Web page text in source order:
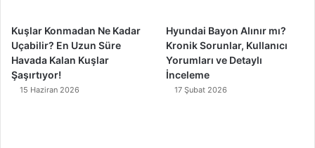
Kuşlar Konmadan Ne Kadar
Uçabilir? En Uzun Süre
Havada Kalan Kuşlar
Şaşırtıyor!
15 Haziran 2026
Hyundai Bayon Alınır mı?
Kronik Sorunlar, Kullanıcı
Yorumları ve Detaylı
İnceleme
17 Şubat 2026